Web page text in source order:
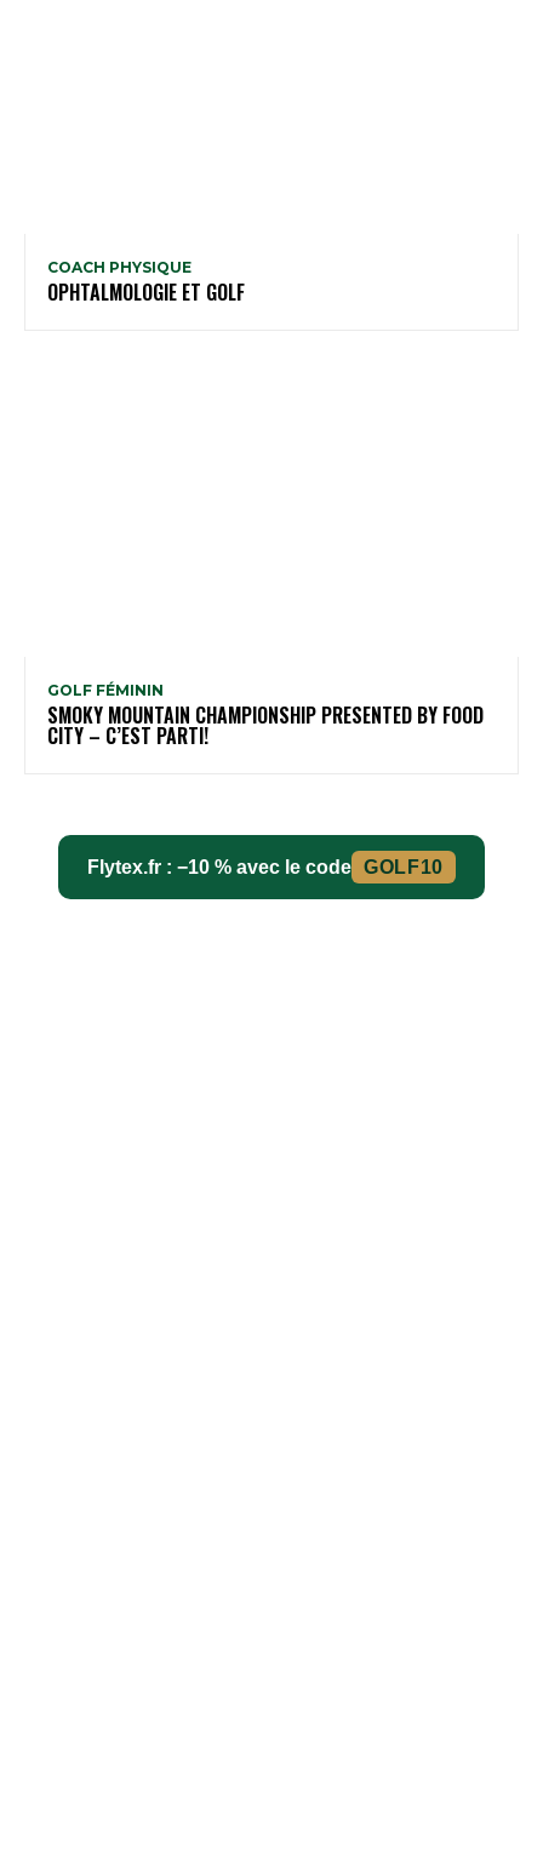
COACH PHYSIQUE
OPHTALMOLOGIE ET GOLF
GOLF FÉMININ
SMOKY MOUNTAIN CHAMPIONSHIP PRESENTED BY FOOD
CITY – C’EST PARTI!
Flytex.fr : −10 % avec le code GOLF10